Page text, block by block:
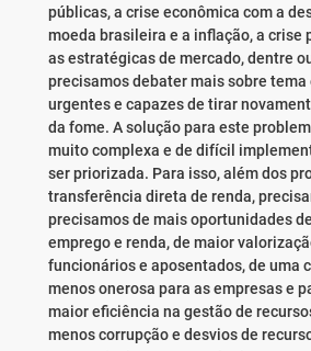
públicas, a crise econômica com a
moeda brasileira e a inflação, a crise
as estratégicas de mercado, dentre
precisamos debater mais sobre tema
urgentes e capazes de tirar
da fome. A solução para este
muito complexa e de difícil
ser priorizada. Para isso, além dos
transferência direta de renda,
precisamos de mais oportunidades
emprego e renda, de maior
funcionários e aposentados, de uma
menos onerosa para as empresas e
maior eficiência na gestão de
menos corrupção e desvios de